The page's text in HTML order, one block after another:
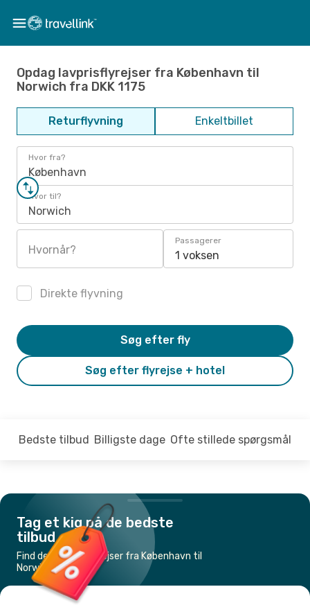
Opdag lavprisflyrejser fra København til
Norwich fra DKK 1175
Returflyvning Enkeltbillet
Hvor fra?
København
Hvor til?
Norwich
Hvornår?
Passagerer
1 voksen
Direkte flyvning
Søg efter flyrejse + hotel
Søg efter fly
Bedste tilbud Billigste dage Ofte stillede spørgsmål
Tag et kig på de bedste
tilbud
Find de billigste flyrejser fra København til
Norwich